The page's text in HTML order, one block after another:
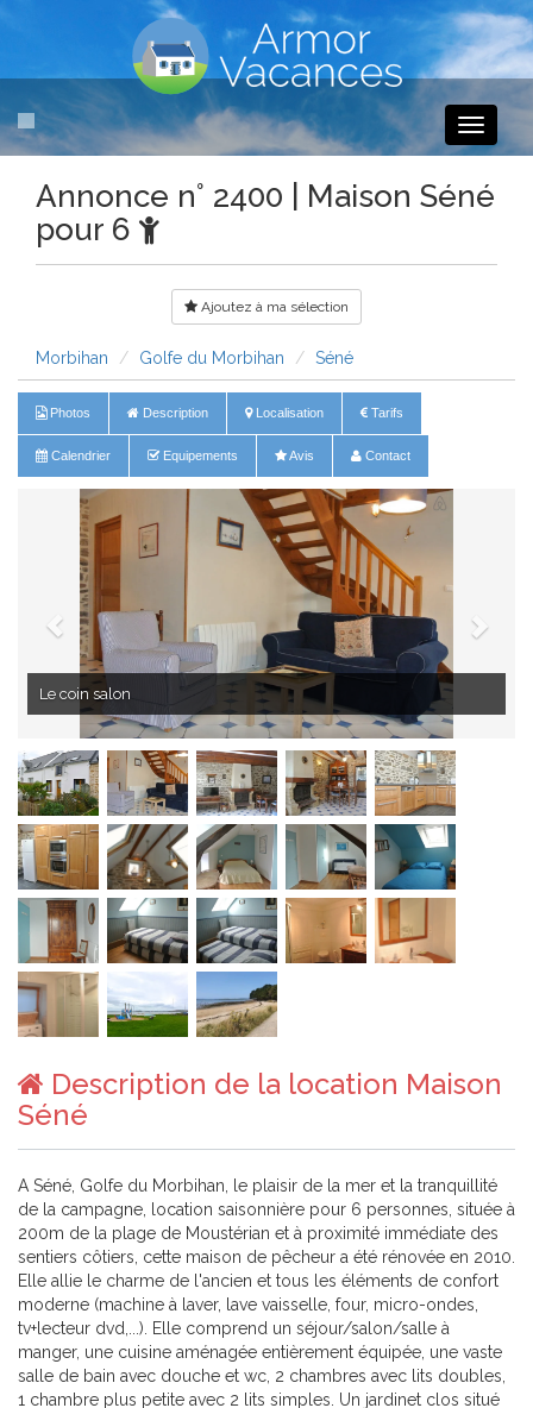
Toggle
Annonce n° 2400 | Maison Séné
pour 6
Ajoutez à ma sélection
Morbihan Golfe du Morbihan Séné
Photos Description Localisation Tarifs
Calendrier Equipements Avis Contact
Le coin salon
Description de la location Maison
Séné
A Séné, Golfe du Morbihan, le plaisir de la mer et la tranquillité
de la campagne, location saisonnière pour 6 personnes, située à
200m de la plage de Moustérian et à proximité immédiate des
sentiers côtiers, cette maison de pêcheur a été rénovée en 2010.
Elle allie le charme de l'ancien et tous les éléments de confort
moderne (machine à laver, lave vaisselle, four, micro-ondes,
tv+lecteur dvd,...). Elle comprend un séjour/salon/salle à
manger, une cuisine aménagée entièrement équipée, une vaste
salle de bain avec douche et wc, 2 chambres avec lits doubles,
1 chambre plus petite avec 2 lits simples. Un jardinet clos situé